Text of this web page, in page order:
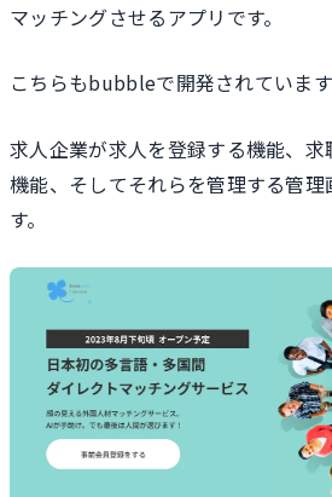
マッチングさせるアプリです。
こちらもbubbleで開発されています
求人企業が求人を登録する機能、
機能、そしてそれらを管理する管
す。